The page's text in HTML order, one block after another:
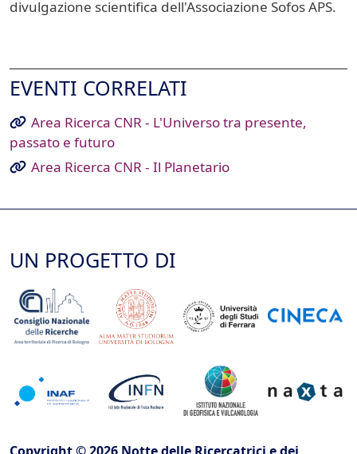
divulgazione scientifica dell'Associazione Sofos APS.
EVENTI CORRELATI
Area Ricerca CNR - L'Universo tra presente,
passato e futuro
Area Ricerca CNR - Il Planetario
UN PROGETTO DI